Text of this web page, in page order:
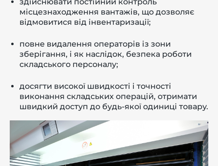
місцезнаходження вантажів, що дозволяє
відмовитися від інвентаризації;
повне видалення операторів із зони
зберігання, і як наслідок, безпека роботи
складського персоналу;
досягти високої швидкості і точності
виконання складських операцій, отримати
швидкий доступ до будь-якої одиниці товару.